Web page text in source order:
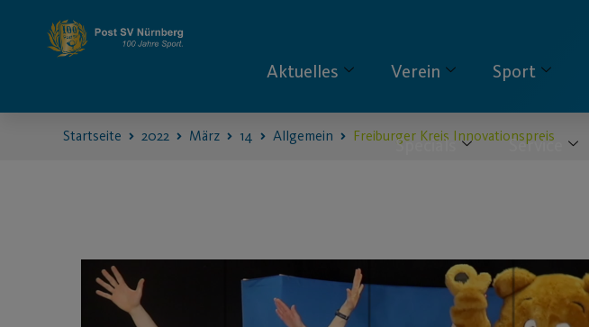
Aktuelles Verein Sport
Specials Service
Startseite 2022 März 14 Allgemein Freiburger Kreis Innovationspreis